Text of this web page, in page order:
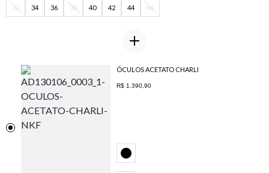
32 34 36 38 40 42 44 46
ÓCULOS ACETATO CHARLI
R$ 1.390,90